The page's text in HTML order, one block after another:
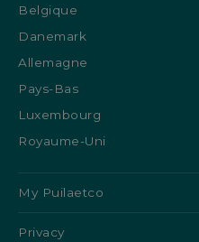
Belgique
Danemark
Allemagne
Pays-Bas
Luxembourg
Royaume-Uni
My Puilaetco
Privacy